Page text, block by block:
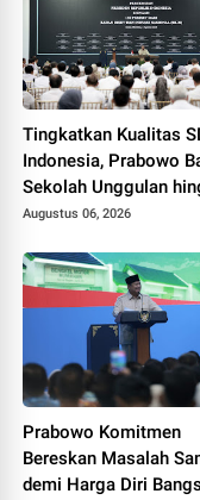
Tingkatkan Kualitas
Indonesia, Prabowo
Sekolah Unggulan
Undang Universitas
Augustus 06, 2026
Prabowo Komitmen
Bereskan Masalah
demi Harga Diri